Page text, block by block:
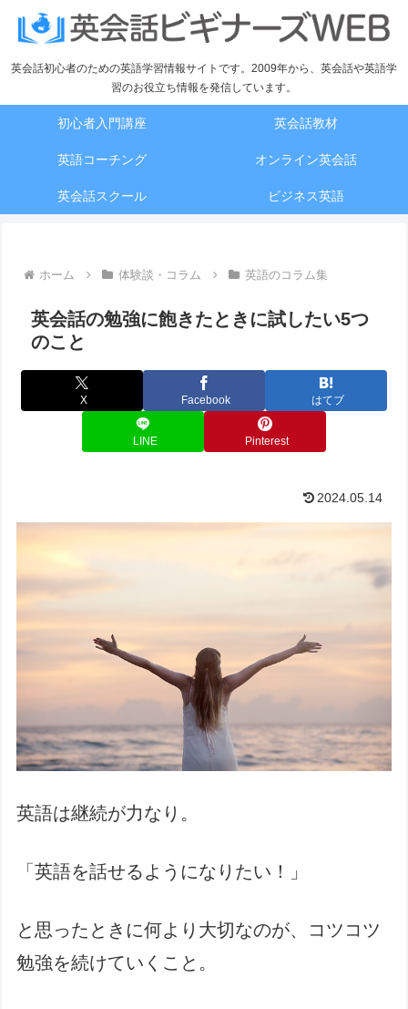
英会話初心者のための英語学習情報サイトです。2009年から、英会話や英語学
習のお役立ち情報を発信しています。
初心者入門講座 英会話教材
英語コーチング オンライン英会話
英会話スクール ビジネス英語
ホーム 体験談・コラム 英語のコラム集
英会話の勉強に飽きたときに試したい5つ
のこと
X Facebook はてブ
LINE Pinterest
2024.05.14
英語は継続が力なり。
「英語を話せるようになりたい！」
と思ったときに何より大切なのが、コツコツ
勉強を続けていくこと。